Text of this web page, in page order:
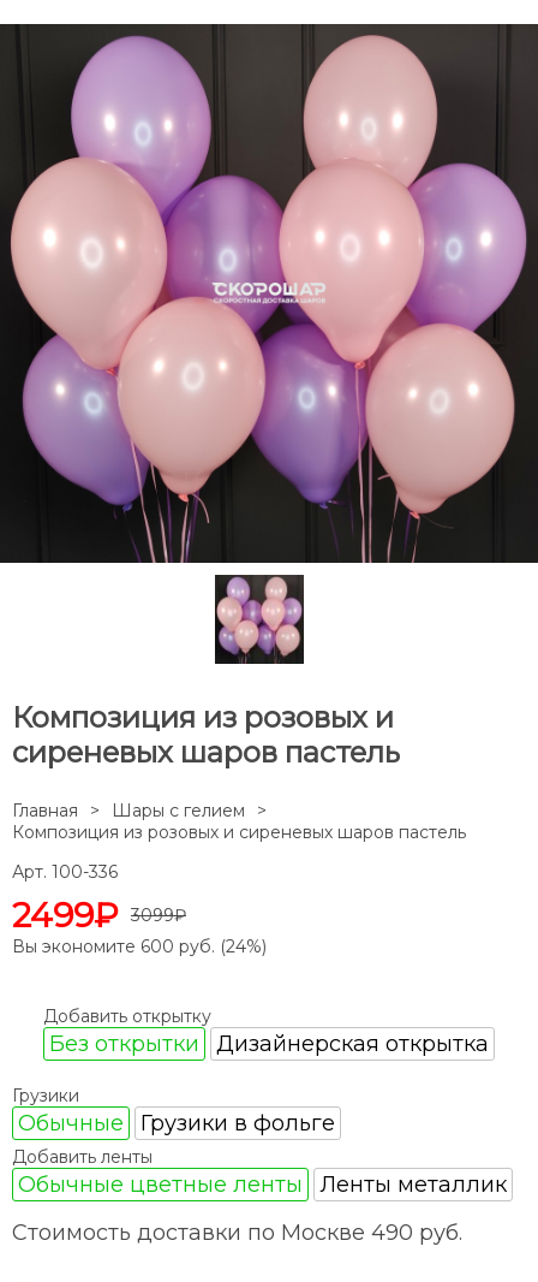
Композиция из розовых и
сиреневых шаров пастель
Главная
Шары с гелием
Композиция из розовых и сиреневых шаров пастель
Арт. 100-336
2499₽ 3099₽
Вы экономите 600 руб. (24%)
Добавить открытку
Без открытки Дизайнерская открытка
Грузики
Обычные Грузики в фольге
Добавить ленты
Обычные цветные ленты
Ленты металлик
Стоимость доставки по Москве 490 руб.